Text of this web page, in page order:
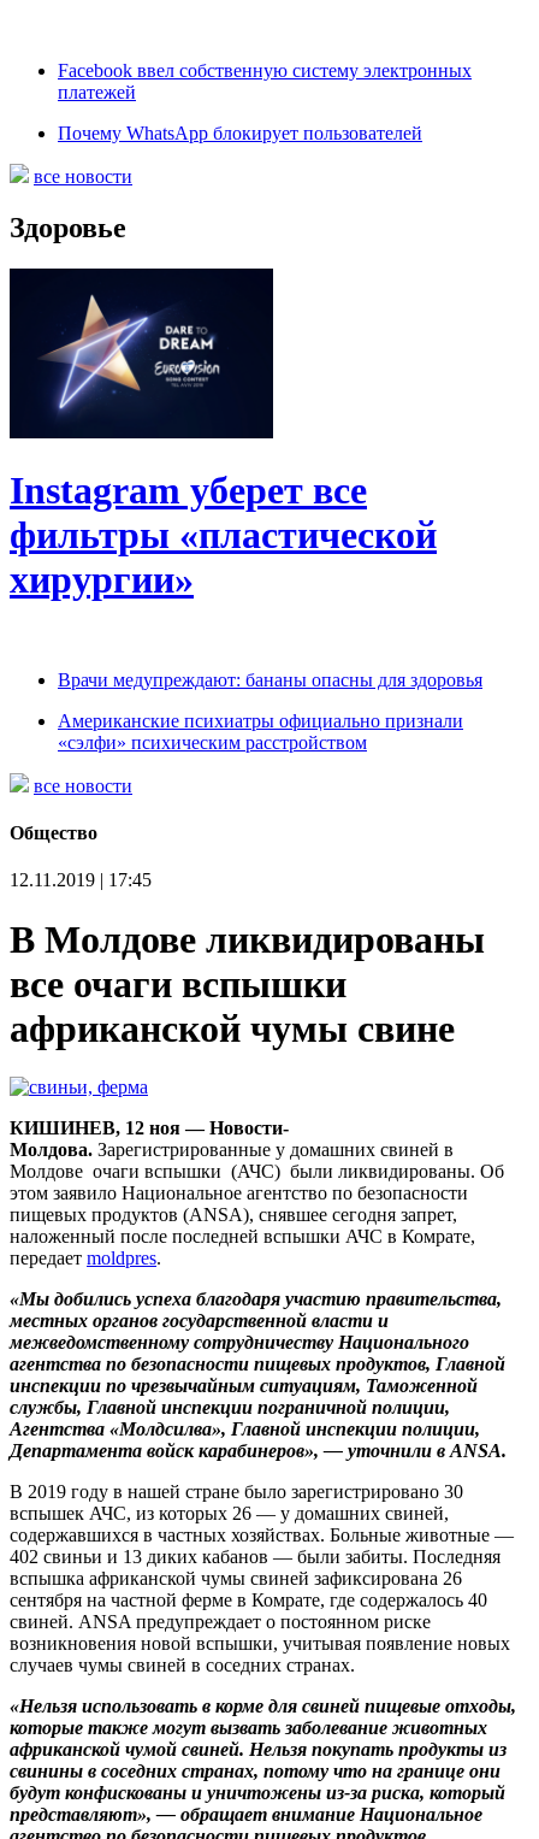
Facebook ввел собственную систему электронных
платежей
Почему WhatsApp блокирует пользователей
все новости
Здоровье
Instagram уберет все
фильтры «пластической
хирургии»
Врачи медупреждают: бананы опасны для здоровья
Американские психиатры официально признали
«сэлфи» психическим расстройством
все новости
Общество
12.11.2019 | 17:45
В Молдове ликвидированы
все очаги вспышки
африканской чумы свине
КИШИНЕВ, 12 ноя — Новости-
Молдова. Зарегистрированные у домашних свиней в
Молдове очаги вспышки (АЧС) были ликвидированы. Об
этом заявило Национальное агентство по безопасности
пищевых продуктов (ANSA), снявшее сегодня запрет,
наложенный после последней вспышки АЧС в Комрате,
передает moldpres.
«Мы добились успеха благодаря участию правительства,
местных органов государственной власти и
межведомственному сотрудничеству Национального
агентства по безопасности пищевых продуктов, Главной
инспекции по чрезвычайным ситуациям, Таможенной
службы, Главной инспекции пограничной полиции,
Агентства «Молдсилва», Главной инспекции полиции,
Департамента войск карабинеров», — уточнили в ANSA.
В 2019 году в нашей стране было зарегистрировано 30
вспышек АЧС, из которых 26 — у домашних свиней,
содержавшихся в частных хозяйствах. Больные животные —
402 свиньи и 13 диких кабанов — были забиты. Последняя
вспышка африканской чумы свиней зафиксирована 26
сентября на частной ферме в Комрате, где содержалось 40
свиней. ANSA предупреждает о постоянном риске
возникновения новой вспышки, учитывая появление новых
случаев чумы свиней в соседних странах.
«Нельзя использовать в корме для свиней пищевые отходы,
которые также могут вызвать заболевание животных
африканской чумой свиней. Нельзя покупать продукты из
свинины в соседних странах, потому что на границе они
будут конфискованы и уничтожены из-за риска, который
представляют», — обращает внимание Национальное